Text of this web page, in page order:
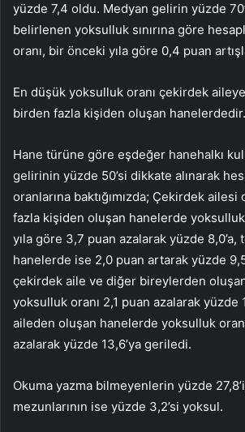
yüzde 7,4 oldu. Medyan gelirin yüzde
belirlenen yoksulluk sınırına göre
oranı, bir önceki yıla göre 0,4 puan
En düşük yoksulluk oranı çekirdek
birden fazla kişiden oluşan hanelerdedir.
Hane türüne göre eşdeğer hanehalkı
gelirinin yüzde 50’si dikkate alınarak
oranlarına baktığımızda; Çekirdek
fazla kişiden oluşan hanelerde
yıla göre 3,7 puan azalarak yüzde 8,0’a,
hanelerde ise 2,0 puan artarak yüzde
çekirdek aile ve diğer bireylerden
yoksulluk oranı 2,1 puan azalarak yüzde
aileden oluşan hanelerde yoksulluk
azalarak yüzde 13,6’ya geriledi.
Okuma yazma bilmeyenlerin yüzde
mezunlarının ise yüzde 3,2’si yoksul.